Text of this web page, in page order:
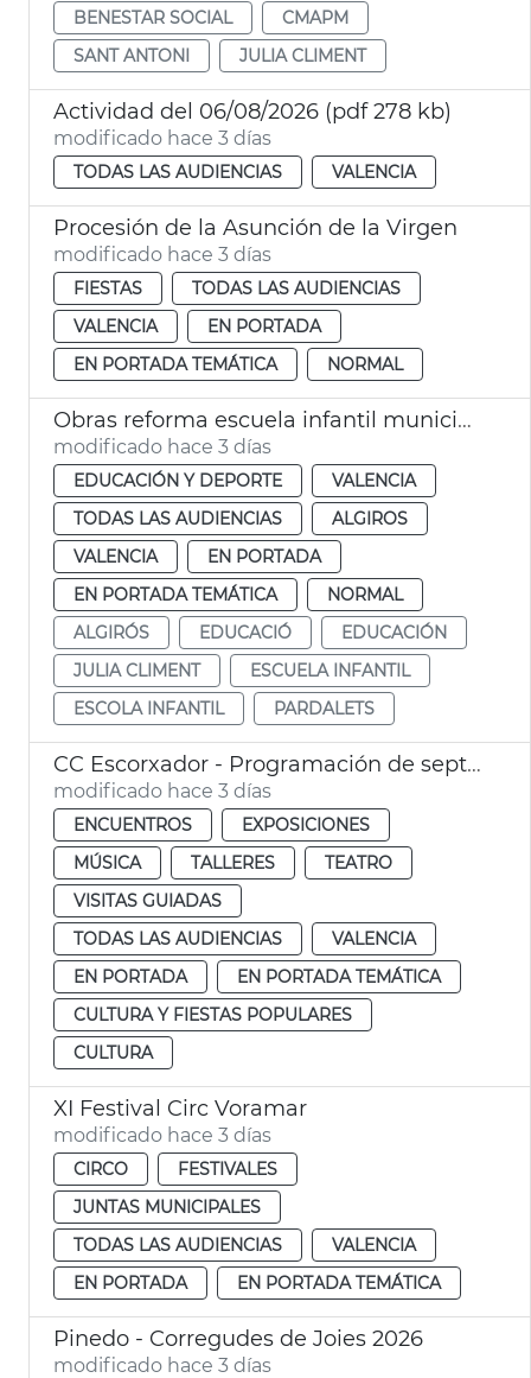
BENESTAR SOCIAL
CMAPM
SANT ANTONI
JULIA CLIMENT
Actividad del 06/08/2026 (pdf 278 kb)
modificado hace 3 días
TODAS LAS AUDIENCIAS VALENCIA
Procesión de la Asunción de la Virgen
modificado hace 3 días
FIESTAS
TODAS LAS AUDIENCIAS
VALENCIA
EN PORTADA
EN PORTADA TEMÁTICA
NORMAL
Obras reforma escuela infantil municipal Pardalets
modificado hace 3 días
EDUCACIÓN Y DEPORTE
VALENCIA
TODAS LAS AUDIENCIAS
ALGIROS
VALENCIA
EN PORTADA
EN PORTADA TEMÁTICA
NORMAL
ALGIRÓS
EDUCACIÓ
EDUCACIÓN
JULIA CLIMENT
ESCUELA INFANTIL
ESCOLA INFANTIL
PARDALETS
CC Escorxador - Programación de septiembre
modificado hace 3 días
ENCUENTROS
EXPOSICIONES
MÚSICA
TALLERES
TEATRO
VISITAS GUIADAS
TODAS LAS AUDIENCIAS
VALENCIA
EN PORTADA
EN PORTADA TEMÁTICA
CULTURA Y FIESTAS POPULARES
CULTURA
XI Festival Circ Voramar
modificado hace 3 días
CIRCO
FESTIVALES
JUNTAS MUNICIPALES
TODAS LAS AUDIENCIAS
VALENCIA
EN PORTADA
EN PORTADA TEMÁTICA
Pinedo - Corregudes de Joies 2026
modificado hace 3 días